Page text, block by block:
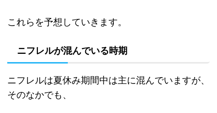
これらを予想していきます。
ニフレルが混んでいる時期
ニフレルは夏休み期間中は主に混んでいますが、
そのなかでも、